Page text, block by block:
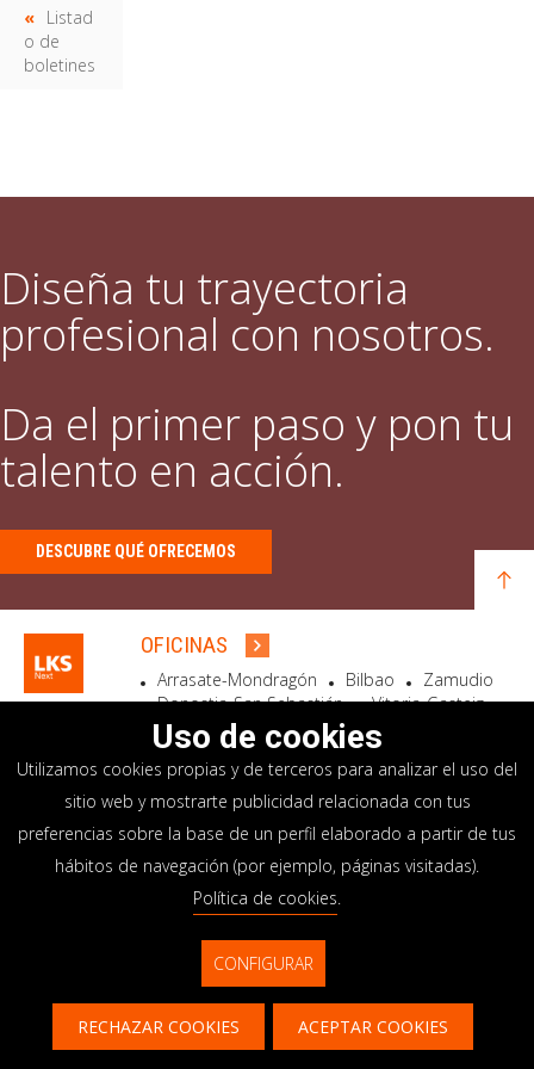
Listad
o de
boletines
Diseña tu trayectoria
profesional con nosotros.
Da el primer paso y pon tu
talento en acción.
DESCUBRE QUÉ OFRECEMOS
OFICINAS
Arrasate-Mondragón Bilbao
Zamudio
Donostia-San Sebastián
Vitoria-Gasteiz
Madrid
El Astillero Bidart
SEDE SOCIAL
Goiru, 7 Arrasate-Mondragón
CP 20500 GIPUZKOA – SPAIN
+34 900 84 14 14
info@lksnext.com
Aviso legal
Portal de privacidad
Política de cookies
Sistema interno información
Uso de cookies
Utilizamos cookies propias y de terceros para analizar el uso del
sitio web y mostrarte publicidad relacionada con tus
preferencias sobre la base de un perfil elaborado a partir de tus
hábitos de navegación (por ejemplo, páginas visitadas).
Política de cookies.
CONFIGURAR
RECHAZAR COOKIES ACEPTAR COOKIES